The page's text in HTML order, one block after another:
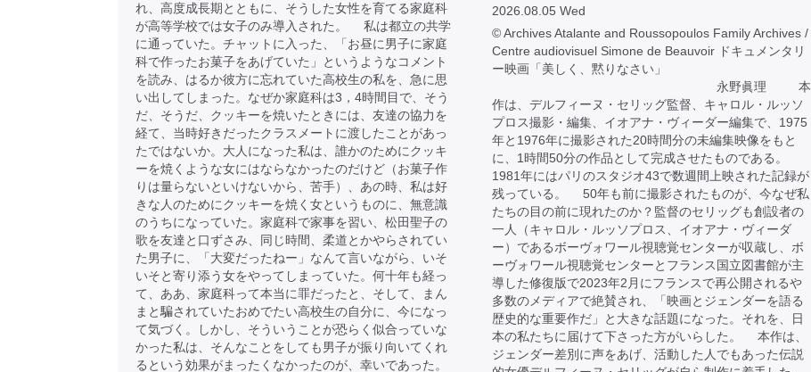
れ、高度成長期とともに、そうした女性を育てる家庭科
が高等学校では女子のみ導入された。 私は都立の共学
に通っていた。チャットに入った、「お昼に男子に家庭
科で作ったお菓子をあげていた」というようなコメント
を読み、はるか彼方に忘れていた高校生の私を、急に思
い出してしまった。なぜか家庭科は3，4時間目で、そう
だ、そうだ、クッキーを焼いたときには、友達の協力を
経て、当時好きだったクラスメートに渡したことがあっ
たではないか。大人になった私は、誰かのためにクッキ
ーを焼くような女にはならなかったのだけど（お菓子作
りは量らないといけないから、苦手）、あの時、私は好
きな人のためにクッキーを焼く女というものに、無意識
のうちになっていた。家庭科で家事を習い、松田聖子の
歌を友達と口ずさみ、同じ時間、柔道とかやらされてい
た男子に、「大変だったねー」なんて言いながら、いそ
いそと寄り添う女をやってしまっていた。何十年も経っ
て、ああ、家庭科って本当に罪だったと、そして、まん
まと騙されていたおめでたい高校生の自分に、今になっ
て気づく。しかし、そういうことが恐らく似合っていな
かった私は、そんなことをしても男子が振り向いてくれ
るという効果がまったくなかったのが、幸いであった。
2026.08.05 Wed
© Archives Atalante and Roussopoulos Family Archives /
Centre audiovisuel Simone de Beauvoir ドキュメンタリ
ー映画「美しく、黙りなさい」
永野眞理 本
作は、デルフィーヌ・セリッグ監督、キャロル・ルッソ
プロス撮影・編集、イオアナ・ヴィーダー編集で、1975
年と1976年に撮影された20時間分の未編集映像をもと
に、1時間50分の作品として完成させたものである。
1981年にはパリのスタジオ43で数週間上映された記録が
残っている。 50年も前に撮影されたものが、今なぜ私
たちの目の前に現れたのか？監督のセリッグも創設者の
一人（キャロル・ルッソプロス、イオアナ・ヴィーダ
ー）であるボーヴォワール視聴覚センターが収蔵し、ボ
ーヴォワール視聴覚センターとフランス国立図書館が主
導した修復版で2023年2月にフランスで再公開されるや
多数のメディアで絶賛され、「映画とジェンダーを語る
歴史的な重要作だ」と大きな話題になった。それを、日
本の私たちに届けて下さった方がいらした。 本作は、
ジェンダー差別に声をあげ、活動した人でもあった伝説